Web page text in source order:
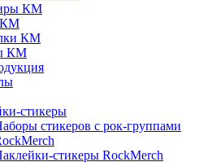
КМ
КМ
КМ
КМ
стикеры
стикеров с рок-группами
стикеры RockMerch